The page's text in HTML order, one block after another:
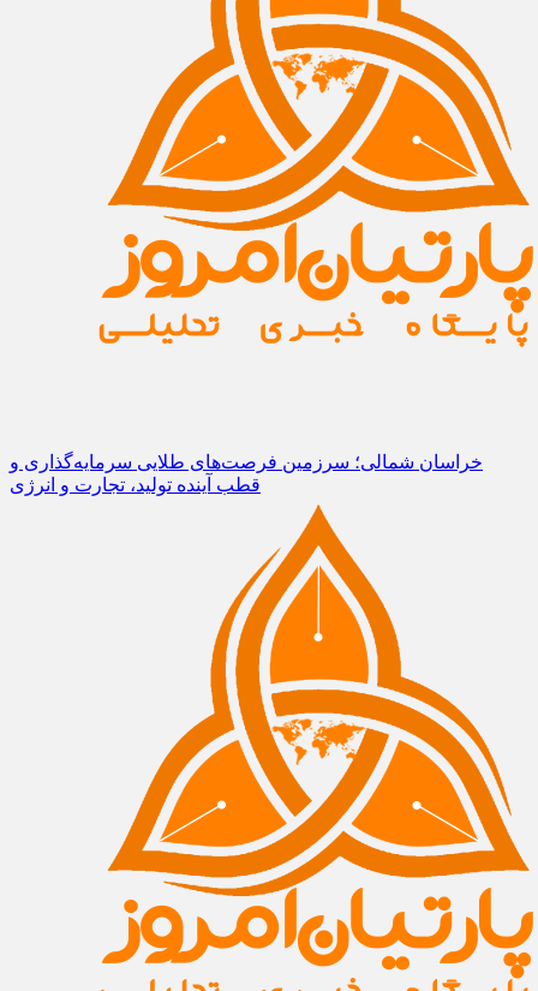
خراسان شمالی؛ سرزمین فرصت‌های طلایی سرمایه‌گذاری و
قطب آینده تولید، تجارت و انرژی